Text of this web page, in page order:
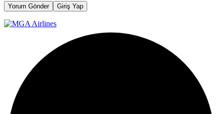
Yorum Gönder Giriş Yap